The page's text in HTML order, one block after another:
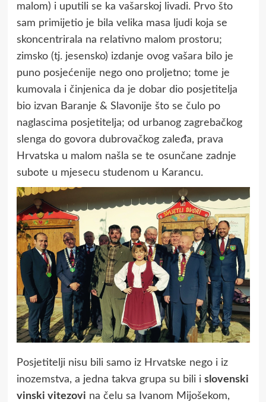
malom) i uputili se ka vašarskoj livadi. Prvo što
sam primijetio je bila velika masa ljudi koja se
skoncentrirala na relativno malom prostoru;
zimsko (tj. jesensko) izdanje ovog vašara bilo je
puno posjećenije nego ono proljetno; tome je
kumovala i činjenica da je dobar dio posjetitelja
bio izvan Baranje & Slavonije što se čulo po
naglascima posjetitelja; od urbanog zagrebačkog
slenga do govora dubrovačkog zaleđa, prava
Hrvatska u malom našla se te osunčane zadnje
subote u mjesecu studenom u Karancu.
Posjetitelji nisu bili samo iz Hrvatske nego i iz
inozemstva, a jedna takva grupa su bili i slovenski
vinski vitezovi na čelu sa Ivanom Mijošekom,